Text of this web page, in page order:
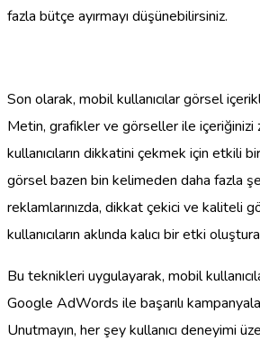
fazla bütçe ayırmayı düşünebilirsiniz.
Son olarak, mobil kullanıcılar görsel
Metin, grafikler ve görseller ile içeriğinizi
kullanıcıların dikkatini çekmek için etkili
görsel bazen bin kelimeden daha fazla
reklamlarınızda, dikkat çekici ve kaliteli
kullanıcıların aklında kalıcı bir etki
Bu teknikleri uygulayarak, mobil
Google AdWords ile başarılı
Unutmayın, her şey kullanıcı deneyimi